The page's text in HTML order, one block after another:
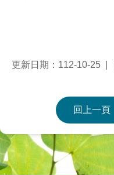
更新日期：112-10-25
回上一頁